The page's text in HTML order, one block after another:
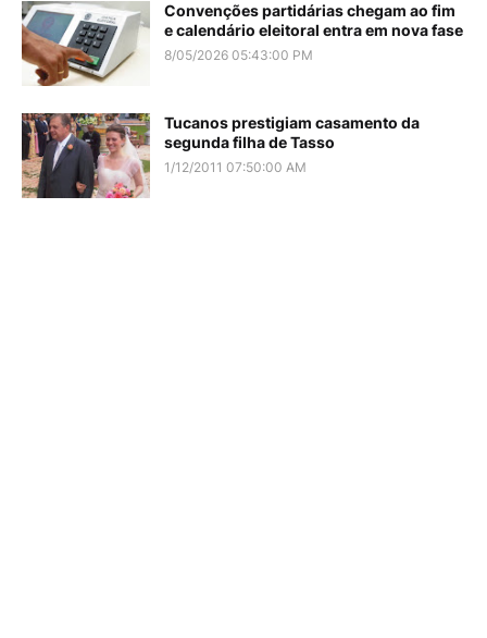
Convenções partidárias chegam ao fim
e calendário eleitoral entra em nova fase
8/05/2026 05:43:00 PM
Tucanos prestigiam casamento da
segunda filha de Tasso
1/12/2011 07:50:00 AM